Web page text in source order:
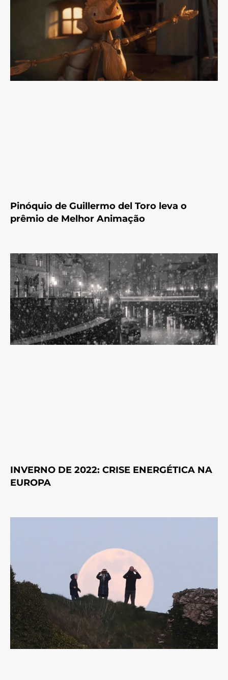
Pinóquio de Guillermo del Toro leva o
prêmio de Melhor Animação
INVERNO DE 2022: CRISE ENERGÉTICA NA
EUROPA